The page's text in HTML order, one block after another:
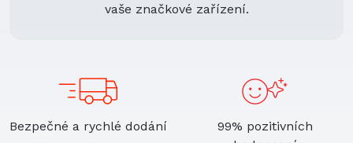
Baterie do platebních terminálů
Baterie do tiskáren
Baterie do vozidel
Baterie do vysílaček
vaše značkové zařízení.
Bezpečné a rychlé dodání
99% pozitivních